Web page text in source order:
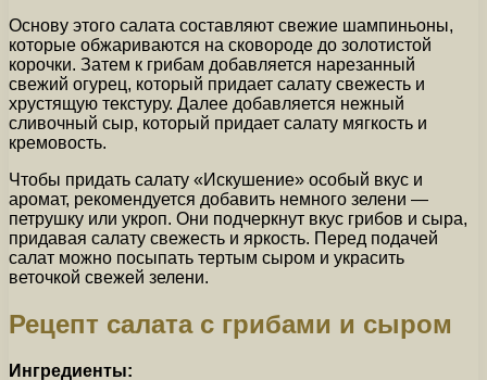
Основу этого салата составляют свежие шампиньоны,
которые обжариваются на сковороде до золотистой
корочки. Затем к грибам добавляется нарезанный
свежий огурец, который придает салату свежесть и
хрустящую текстуру. Далее добавляется нежный
сливочный сыр, который придает салату мягкость и
кремовость.
Чтобы придать салату «Искушение» особый вкус и
аромат, рекомендуется добавить немного зелени —
петрушку или укроп. Они подчеркнут вкус грибов и сыра,
придавая салату свежесть и яркость. Перед подачей
салат можно посыпать тертым сыром и украсить
веточкой свежей зелени.
Рецепт салата с грибами и сыром
Ингредиенты: